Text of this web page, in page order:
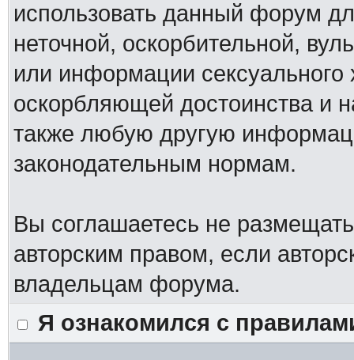
использовать данный форум
неточной, оскорбительной,
или информации
оскорбляющей достоинства и
также любую другую
законодательным нормам.
Вы соглашаетесь не
авторским правом, если
владельцам форума.
Я ознакомился с